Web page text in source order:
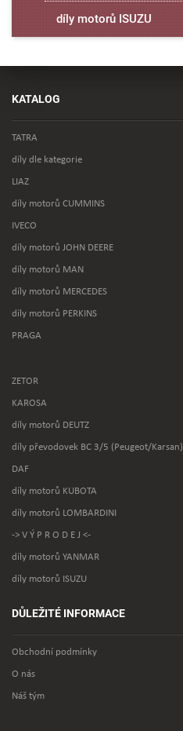
díly motorů ISUZU
KATALOG
TATRA
díly dle kategorie
LIAZ
díly motorů CUMMINS
IVECO
díly motorů JOHN DEERE
díly motorů MAN
díly motorů MERCEDES
díly motorů PERKINS
PRAGA
ZETOR
KAROSA
díly motorů DEUTZ
díly převodovek BC 3/5 (Peugeot/Karsan)
DAF
díly motorů KUBOTA
díly motorů LOMBARDINI
-> V Ý P R O D E J <-
díly motorů YANMAR
díly motorů ISUZU
DŮLEŽITÉ INFORMACE
Obchodní podmínky
O nás
Náš tým